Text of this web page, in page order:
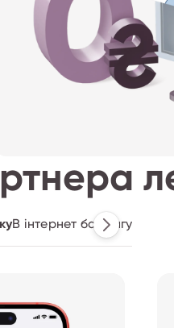
В інтернет банкінгу